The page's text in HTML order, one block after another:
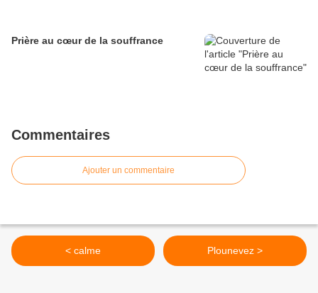
Prière au cœur de la souffrance
Commentaires
Ajouter un commentaire
< calme Plounevez >